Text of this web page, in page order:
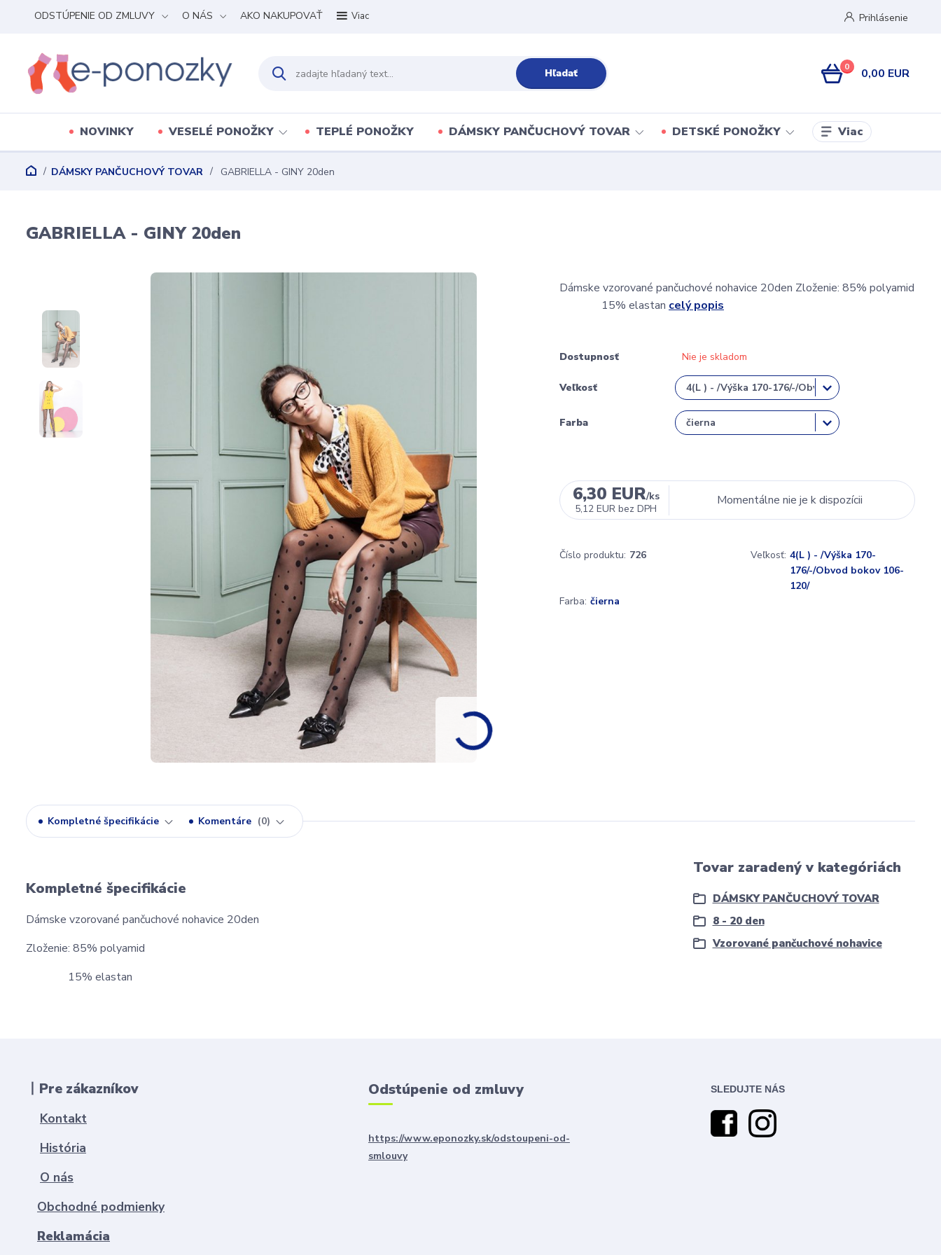
ODSTÚPENIE OD ZMLUVY O NÁS AKO NAKUPOVAŤ Viac Prihlásenie
Hľadať 0 0,00 EUR
NOVINKY VESELÉ PONOŽKY TEPLÉ PONOŽKY DÁMSKY PANČUCHOVÝ TOVAR DETSKÉ PONOŽKY Viac
DÁMSKY PANČUCHOVÝ TOVAR GABRIELLA - GINY 20den
GABRIELLA - GINY 20den
Dámske vzorované pančuchové nohavice 20den Zloženie: 85% polyamid
15% elastan celý popis
Dostupnosť Nie je skladom
Veľkosť
Farba
6,30 EUR/ks
5,12 EUR bez DPH
Momentálne nie je k dispozícii
Číslo produktu: 726 Veľkosť: 4(L ) - /Výška 170-
176/-/Obvod bokov 106-
120/
Farba: čierna
Kompletné špecifikácie Komentáre 0
Kompletné špecifikácie
Dámske vzorované pančuchové nohavice 20den
Zloženie: 85% polyamid
15% elastan
Tovar zaradený v kategóriách
DÁMSKY PANČUCHOVÝ TOVAR
8 - 20 den
Vzorované pančuchové nohavice
丨Pre zákazníkov
Kontakt
História
O nás
Obchodné podmienky
Reklamácia
Odstúpenie od zmluvy
https://www.eponozky.sk/odstoupeni-od-
smlouvy
SLEDUJTE NÁS